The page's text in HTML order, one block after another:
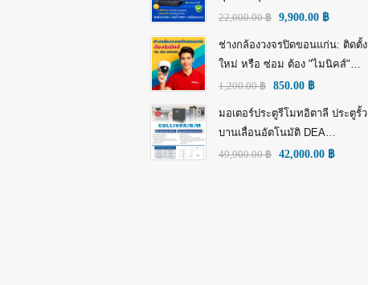
IP Tiandy 4MP (คมชัดกว่า Full
22,000.00฿ 9,900.00 ฿
ช่างกล้องวงจรปิดขอนแก่น: ติดตั้ง
ใหม่ หรือ ซ่อม ต้อง "ไมนิคส์"
(MINICS)
1,200.00฿ 850.00 ฿
มอเตอร์ประตูรีโมทอิตาลี ประตูรั้ว
บานเลื่อนอัตโนมัติ DEA
GULLIVER/N/M: พลัง อิตาลี เพื่อ
49,900.00฿ 42,000.00 ฿